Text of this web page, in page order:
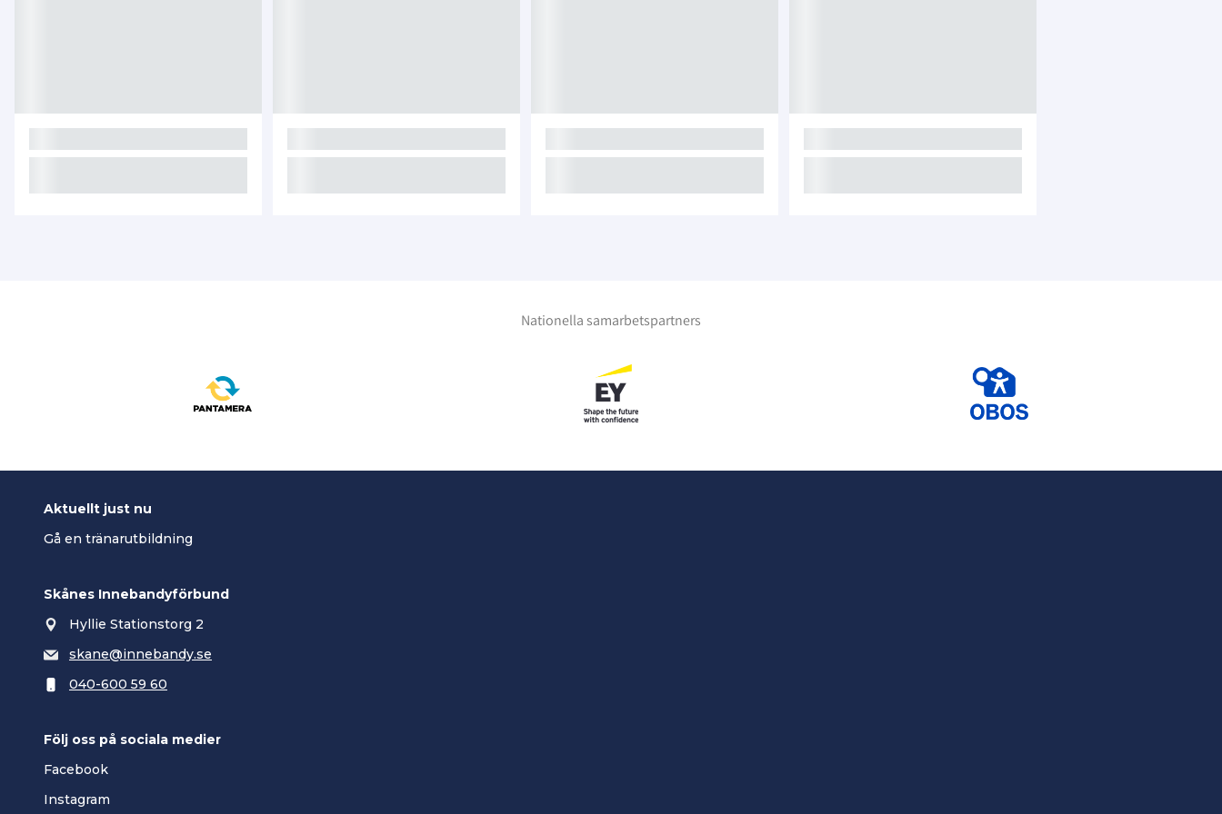
Nationella samarbetspartners
Aktuellt just nu
Gå en tränarutbildning
Skånes Innebandyförbund
Hyllie Stationstorg 2
skane@innebandy.se
040-600 59 60
Följ oss på sociala medier
Facebook
Instagram